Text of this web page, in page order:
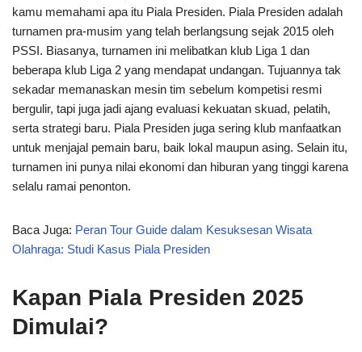
kamu memahami apa itu Piala Presiden. Piala Presiden adalah
turnamen pra-musim yang telah berlangsung sejak 2015 oleh
PSSI. Biasanya, turnamen ini melibatkan klub Liga 1 dan
beberapa klub Liga 2 yang mendapat undangan. Tujuannya tak
sekadar memanaskan mesin tim sebelum kompetisi resmi
bergulir, tapi juga jadi ajang evaluasi kekuatan skuad, pelatih,
serta strategi baru. Piala Presiden juga sering klub manfaatkan
untuk menjajal pemain baru, baik lokal maupun asing. Selain itu,
turnamen ini punya nilai ekonomi dan hiburan yang tinggi karena
selalu ramai penonton.
Baca Juga: Peran Tour Guide dalam Kesuksesan Wisata
Olahraga: Studi Kasus Piala Presiden
Kapan Piala Presiden 2025
Dimulai?